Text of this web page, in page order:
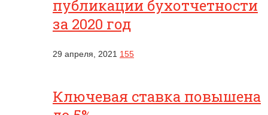
публикации бухотчетности
за 2020 год
29 апреля, 2021 155
Ключевая ставка повышена